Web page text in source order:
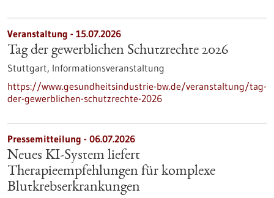
Veranstaltung - 15.07.2026
Tag der gewerblichen Schutzrechte 2026
Stuttgart, Informationsveranstaltung
https://www.gesundheitsindustrie-bw.de/veranstaltung/tag-
der-gewerblichen-schutzrechte-2026
Pressemitteilung - 06.07.2026
Neues KI-System liefert
Therapieempfehlungen für komplexe
Blutkrebserkrankungen